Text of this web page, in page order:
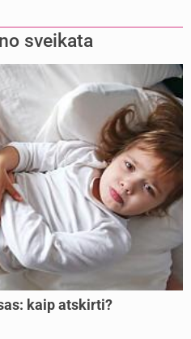
sveikata
kaip atskirti?